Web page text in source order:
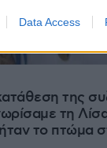
Data Access
της
τη Λίσα,
το πτώμα